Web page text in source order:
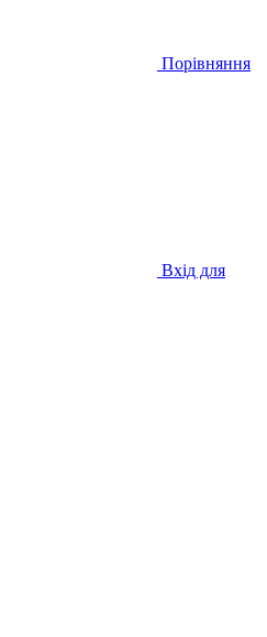
Порівняння
Вхід для